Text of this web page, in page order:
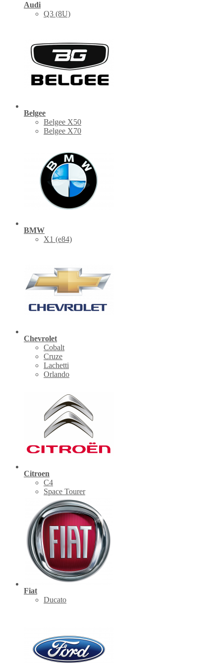
Audi
Q3 (8U)
Belgee
Belgee X50
Belgee X70
BMW
X1 (е84)
Chevrolet
Cobalt
Cruze
Lachetti
Orlando
Citroen
C4
Space Tourer
Fiat
Ducato